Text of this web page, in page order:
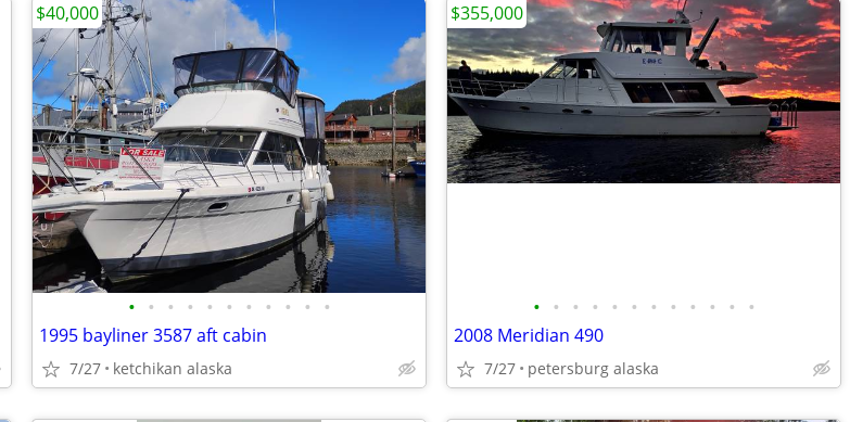
• • • • • • • • • • •
1995 bayliner 3587 aft cabin
7/27 ketchikan alaska
$40,000
• • • • • • • • • • • •
2008 Meridian 490
7/27 petersburg alaska
$355,000